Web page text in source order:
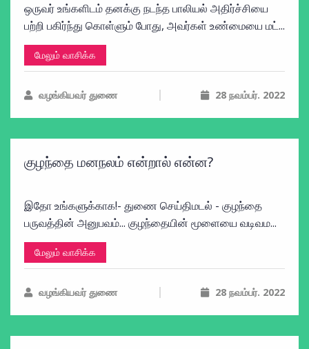
ஒருவர் உங்களிடம் தனக்கு நடந்த பாலியல் அதிர்ச்சியை
பற்றி பகிர்ந்து கொள்ளும் போது, அவர்கள் உண்மையை மட்...
மேலும் வாசிக்க
வழங்கியவர் துணை 28 நவம்பர். 2022
குழந்தை மனநலம் என்றால் என்ன?
இதோ உங்களுக்காக!- துணை செய்திமடல் - குழந்தை
பருவத்தின் அனுபவம்... குழந்தையின் மூளையை வடிவம...
மேலும் வாசிக்க
வழங்கியவர் துணை 28 நவம்பர். 2022